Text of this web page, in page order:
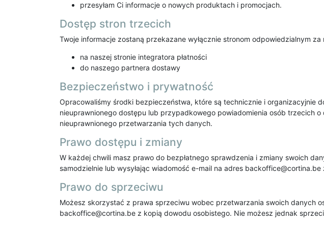
przesyłam Ci informacje o nowych produktach i promocjach.
Dostęp stron trzecich
Twoje informacje zostaną przekazane wyłącznie stronom odpowiedzialnym za
na naszej stronie integratora płatności
do naszego partnera dostawy
Bezpieczeństwo i prywatność
Opracowaliśmy środki bezpieczeństwa, które są technicznie i organizacyjnie
nieuprawnionego dostępu lub przypadkowego powiadomienia osób trzecich
nieuprawnionego przetwarzania tych danych.
Prawo dostępu i zmiany
W każdej chwili masz prawo do bezpłatnego sprawdzenia i zmiany swoich
samodzielnie lub wysyłając wiadomość e-mail na adres
Prawo do sprzeciwu
Możesz skorzystać z prawa sprzeciwu wobec przetwarzania swoich danych
backoffice@cortina.be z kopią dowodu osobistego. Nie możesz jednak